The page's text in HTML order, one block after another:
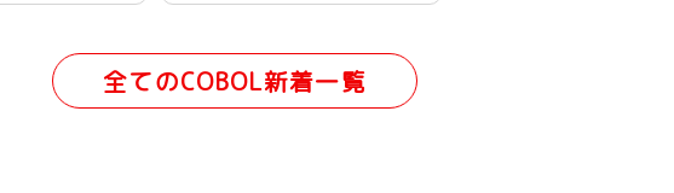
全てのCOBOL新着一覧